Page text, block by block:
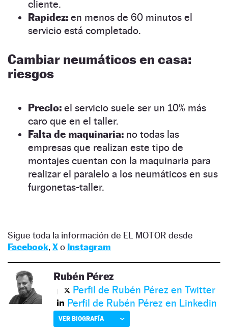
cliente.
Rapidez: en menos de 60 minutos el
servicio está completado.
Cambiar neumáticos en casa:
riesgos
Precio: el servicio suele ser un 10% más
caro que en el taller.
Falta de maquinaria: no todas las
empresas que realizan este tipo de
montajes cuentan con la maquinaria para
realizar el paralelo a los neumáticos en sus
furgonetas-taller.
Sigue toda la información de EL MOTOR desde
Facebook, Xo Instagram
Rubén Pérez
Perfil de Rubén Pérez en Twitter
Perfil de Rubén Pérez en Linkedin
VER BIOGRAFÍA